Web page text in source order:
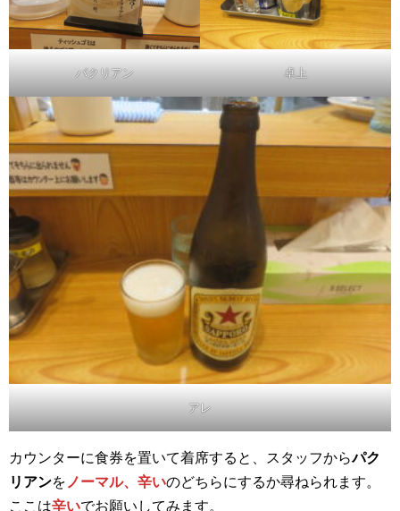
パクリアン 卓上
アレ
カウンターに食券を置いて着席すると、スタッフからパク
リアンを ノーマル、辛いのどちらにするか尋ねられます。
ここは辛いでお願いしてみます。